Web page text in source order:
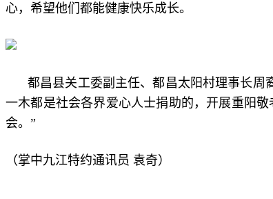
心，希望他们都能健康快乐成长。
都昌县关工委副主任、都昌太阳村理事长周
一木都是社会各界爱心人士捐助的，开展重阳
会。”
（掌中九江特约通讯员 袁奇）